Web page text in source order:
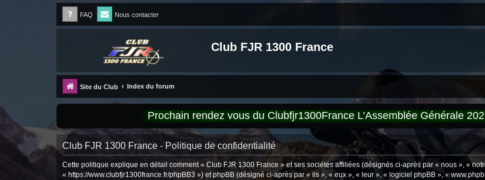
FAQ Nous contacter
Club FJR 1300 France
Site du Club Index du forum
Prochain rendez vous du Clubfjr1300France L’Assemblée Générale
Club FJR 1300 France - Politique de confidentialité
Cette politique explique en détail comment « Club FJR 1300 France » et ses sociétés affiliées (désignés ci-après par « nous », «
« https://www.clubfjr1300france.fr/phpBB3 ») et phpBB (désigné ci-après par « ils », « eux », « leur », « logiciel phpBB », «